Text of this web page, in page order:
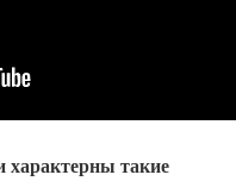
характерны такие